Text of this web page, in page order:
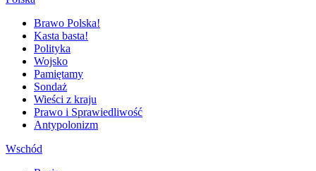
Brawo Polska!
Kasta basta!
Polityka
Wojsko
Pamiętamy
Sondaż
Wieści z kraju
Prawo i Sprawiedliwość
Antypolonizm
Wschód